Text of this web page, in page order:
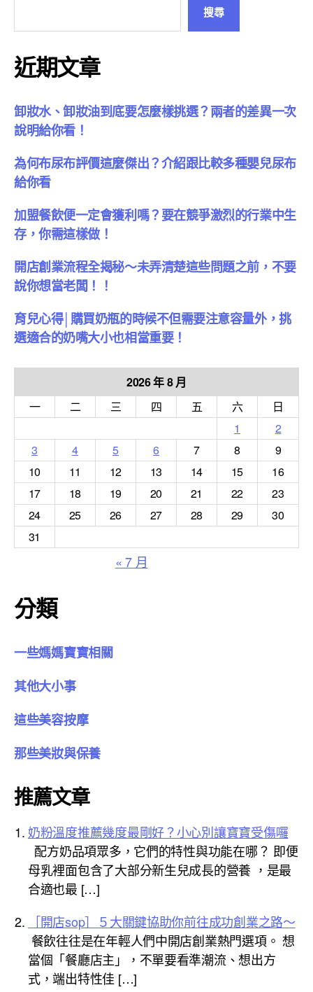
搜尋
近期文章
卸妝水、卸妝油到底要怎麼樣挑選？兩者的差異一次
說明給你看！
為何布尿布評價這麼傑出？介紹跟比較多種嬰兒尿布
給你看
加盟餐飲便一定會獲利嗎？要在競爭激烈的行業中生
存，你需這樣做！
開店創業流程全揭秘～未弄清楚這些問題之前，不要
說你想當老闆！！
育兒心得│購買奶瓶的時候不但需要注意容量外，挑
選適合的奶嘴大小也相當重要！
2026 年 8 月
一
二 三 四 五 六
日
1
2
3
4 5 6 7 8
9
10
11 12 13 14 15
16
17
18 19 20 21 22
23
24
25 26 27 28 29
30
31
« 7 月
分類
一些媽媽寶寶相關
其他大小事
這些美容按摩
那些美妝與保養
推薦文章
奶粉溫度推薦幾度最剛好？小心別讓寶寶受傷囉
配方奶品項眾多，它們的特性與功能在哪？ 即便
母乳裡面包含了大部分新生兒成長的營養 ，是最
合適也最 […]
［開店sop］５大關鍵協助你前往成功創業之路～
餐飲往往是在年輕人們中開店創業熱門選項。 想
當個「餐廳店主」，不單要看準潮流、想出方
式，端出特性佳 […]